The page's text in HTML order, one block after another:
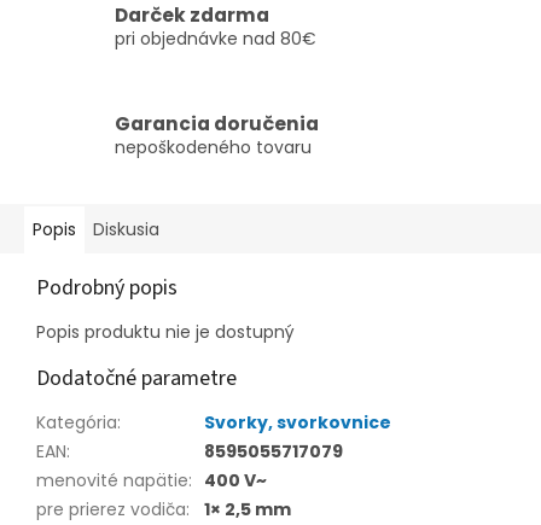
Darček zdarma
pri objednávke nad 80€
Garancia doručenia
nepoškodeného tovaru
Popis Diskusia
Podrobný popis
Popis produktu nie je dostupný
Dodatočné parametre
Kategória:
Svorky, svorkovnice
EAN:
8595055717079
menovité napätie: 400 V~
pre prierez vodiča:
1× 2,5 mm